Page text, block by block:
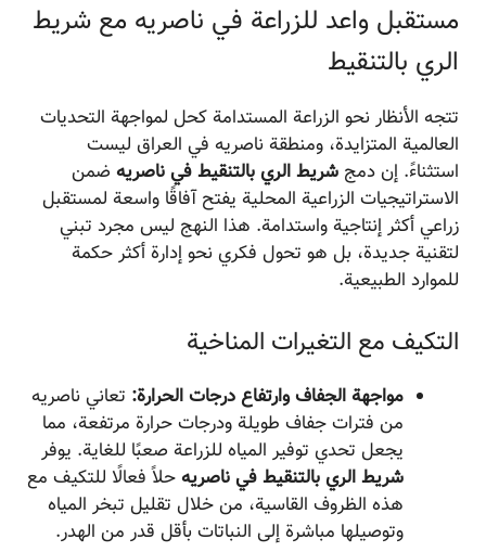
مستقبل واعد للزراعة في ناصریه مع شريط
الري بالتنقيط
تتجه الأنظار نحو الزراعة المستدامة كحل لمواجهة التحديات
العالمية المتزايدة، ومنطقة ناصریه في العراق ليست
استثناءً. إن دمج شريط الري بالتنقيط في ناصریه ضمن
الاستراتيجيات الزراعية المحلية يفتح آفاقًا واسعة لمستقبل
زراعي أكثر إنتاجية واستدامة. هذا النهج ليس مجرد تبني
لتقنية جديدة، بل هو تحول فكري نحو إدارة أكثر حكمة
للموارد الطبيعية.
التكيف مع التغيرات المناخية
مواجهة الجفاف وارتفاع درجات الحرارة: تعاني ناصریه
من فترات جفاف طويلة ودرجات حرارة مرتفعة، مما
يجعل تحدي توفير المياه للزراعة صعبًا للغاية. يوفر
شريط الري بالتنقيط في ناصریهحلاً فعالًا للتكيف مع
هذه الظروف القاسية، من خلال تقليل تبخر المياه
وتوصيلها مباشرة إلى النباتات بأقل قدر من الهدر.